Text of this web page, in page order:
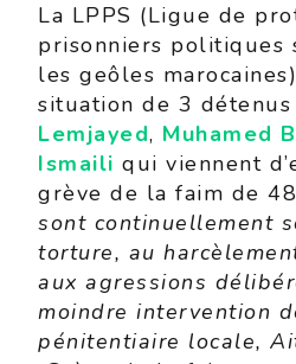
La LPPS (Ligue de
prisonniers politiques
les geôles
situation de 3
Lemjayed, Muhamed
Ismaili qui viennent
grève de la faim de
sont continuellement
torture, au
aux agressions
moindre intervention
pénitentiaire locale,